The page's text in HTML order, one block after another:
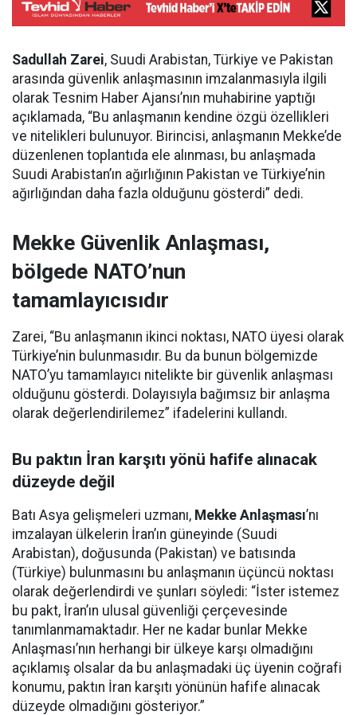
Sadullah Zarei, Suudi Arabistan, Türkiye ve Pakistan
arasında güvenlik anlaşmasının imzalanmasıyla ilgili
olarak Tesnim Haber Ajansı’nın muhabirine yaptığı
açıklamada, “Bu anlaşmanın kendine özgü özellikleri
ve nitelikleri bulunuyor. Birincisi, anlaşmanın Mekke’de
düzenlenen toplantıda ele alınması, bu anlaşmada
Suudi Arabistan’ın ağırlığının Pakistan ve Türkiye’nin
ağırlığından daha fazla olduğunu gösterdi” dedi.
Mekke Güvenlik Anlaşması,
bölgede NATO’nun
tamamlayıcısıdır
Zarei, “Bu anlaşmanın ikinci noktası, NATO üyesi olarak
Türkiye’nin bulunmasıdır. Bu da bunun bölgemizde
NATO’yu tamamlayıcı nitelikte bir güvenlik anlaşması
olduğunu gösterdi. Dolayısıyla bağımsız bir anlaşma
olarak değerlendirilemez” ifadelerini kullandı.
Bu paktın İran karşıtı yönü hafife alınacak
düzeyde değil
Batı Asya gelişmeleri uzmanı, Mekke Anlaşması’nı
imzalayan ülkelerin İran’ın güneyinde (Suudi
Arabistan), doğusunda (Pakistan) ve batısında
(Türkiye) bulunmasını bu anlaşmanın üçüncü noktası
olarak değerlendirdi ve şunları söyledi: “İster istemez
bu pakt, İran’ın ulusal güvenliği çerçevesinde
tanımlanmamaktadır. Her ne kadar bunlar Mekke
Anlaşması’nın herhangi bir ülkeye karşı olmadığını
açıklamış olsalar da bu anlaşmadaki üç üyenin coğrafi
konumu, paktın İran karşıtı yönünün hafife alınacak
düzeyde olmadığını gösteriyor.”